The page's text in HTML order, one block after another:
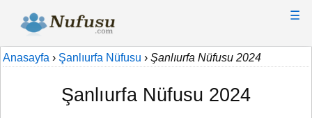
☰
Anasayfa › Şanlıurfa Nüfusu › Şanlıurfa Nüfusu 2024
Şanlıurfa Nüfusu 2024